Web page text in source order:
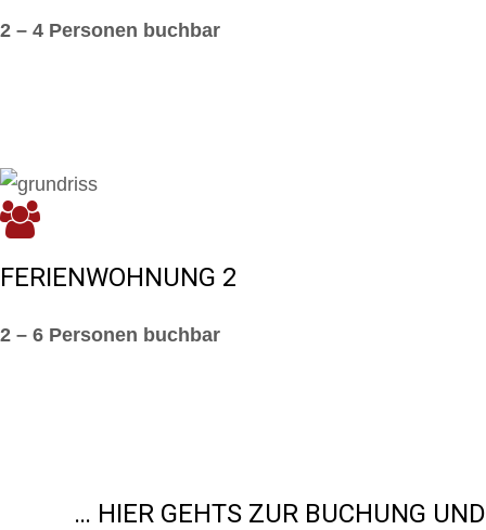
2 – 4 Personen buchbar
FERIENWOHNUNG 2
2 – 6 Personen buchbar
… HIER GEHTS ZUR BUCHUNG UND